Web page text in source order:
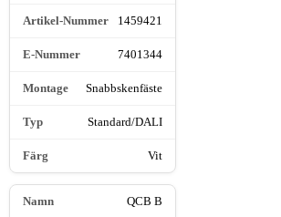
1459421
7401344
Snabbskenfäste
Standard/DALI
Vit
QCB B